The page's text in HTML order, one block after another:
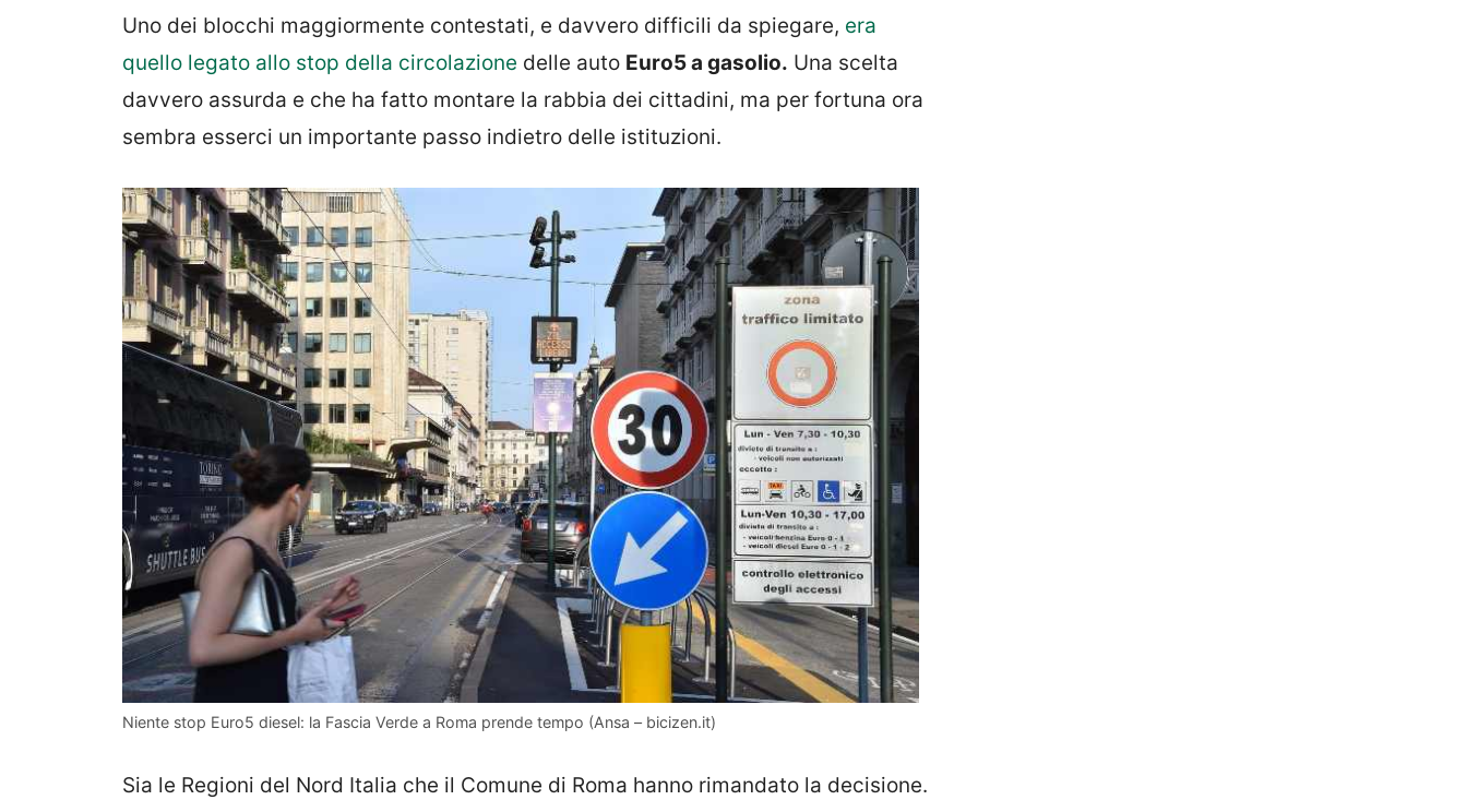
Uno dei blocchi maggiormente contestati, e davvero difficili da spiegare, era
quello legato allo stop della circolazione delle auto Euro5 a gasolio. Una scelta
davvero assurda e che ha fatto montare la rabbia dei cittadini, ma per fortuna ora
sembra esserci un importante passo indietro delle istituzioni.
Niente stop Euro5 diesel: la Fascia Verde a Roma prende tempo (Ansa – bicizen.it)
Sia le Regioni del Nord Italia che il Comune di Roma hanno rimandato la decisione.